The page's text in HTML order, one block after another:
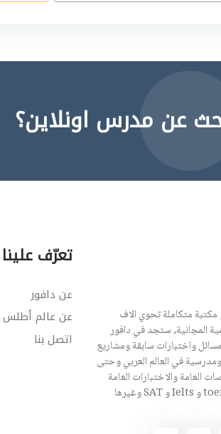
عن مدرس اونلاين؟
متكاملة تحوي الاف
المجانية, ستجد في دافور
واختبارات سابقة ومشاريع
في العالم العربي وحتى
العامة والاختبارات العامة
العالمية كال toefl و Ielts و SAT وغيرها
تعرّف علينا
عن دافور
عن عالم أطلس
اتصل بنا